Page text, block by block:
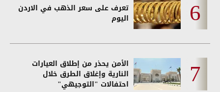
تعرف على سعر الذهب في الاردن
اليوم
الأمن يحذر من إطلاق العيارات
النارية وإغلاق الطرق خلال
احتفالات "التوجيهي"